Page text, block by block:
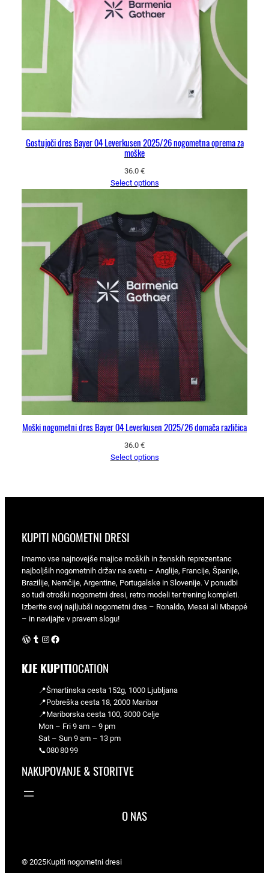
Gostujoči dres Bayer 04 Leverkusen 2025/26 nogometna oprema za
moške
36.0 €
Select options
Moški nogometni dres Bayer 04 Leverkusen 2025/26 domača različica
36.0 €
Select options
KUPITI NOGOMETNI DRESI
Imamo vse najnovejše majice moških in ženskih reprezentanc
najboljših nogometnih držav na svetu – Anglije, Francije, Španije,
Brazilije, Nemčije, Argentine, Portugalske in Slovenije. V ponudbi
so tudi otroški nogometni dresi, retro modeli ter trening kompleti.
Izberite svoj najljubši nogometni dres – Ronaldo, Messi ali Mbappé
– in navijajte v pravem slogu!
WordPress Instagram Facebook
KJE KUPITIOCATION
📍Šmartinska cesta 152g, 1000 Ljubljana
📍Pobreška cesta 18, 2000 Maribor
📍Mariborska cesta 100, 3000 Celje
Mon – Fri 9 am – 9 pm
Sat – Sun 9 am – 13 pm
📞080 80 99
NAKUPOVANJE & STORITVE
O NAS
© 2025Kupiti nogometni dresi